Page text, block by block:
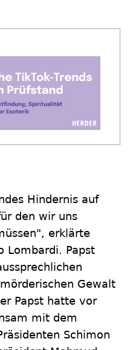
Hindernis auf
den wir uns
erklärte
Lombardi. Papst
Gewalt
Papst hatte vor
mit dem
Schimon